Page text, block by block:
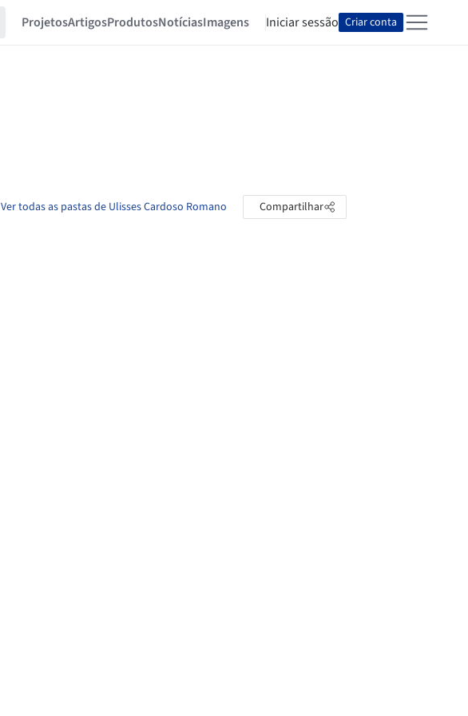
ProjetosArtigosProdutosNotíciasImagens Iniciar sessão Criar conta
Ver todas as pastas de Ulisses Cardoso Romano Compartilhar